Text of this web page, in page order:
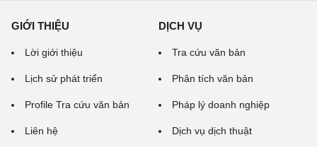
GIỚI THIỆU
Lời giới thiệu
Lịch sử phát triển
Profile Tra cứu văn bản
Liên hệ
DỊCH VỤ
Tra cứu văn bản
Phân tích văn bản
Pháp lý doanh nghiệp
Dịch vụ dịch thuật